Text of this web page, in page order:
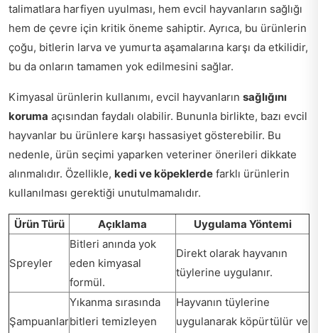
talimatlara harfiyen uyulması, hem evcil hayvanların sağlığı
hem de çevre için kritik öneme sahiptir. Ayrıca, bu ürünlerin
çoğu, bitlerin larva ve yumurta aşamalarına karşı da etkilidir,
bu da onların tamamen yok edilmesini sağlar.
Kimyasal ürünlerin kullanımı, evcil hayvanların sağlığını
koruma açısından faydalı olabilir. Bununla birlikte, bazı evcil
hayvanlar bu ürünlere karşı hassasiyet gösterebilir. Bu
nedenle, ürün seçimi yaparken veteriner önerileri dikkate
alınmalıdır. Özellikle, kedi ve köpeklerde farklı ürünlerin
kullanılması gerektiği unutulmamalıdır.
Ürün Türü Açıklama Uygulama Yöntemi
Spreyler
Bitleri anında yok
eden kimyasal
formül.
Direkt olarak hayvanın
tüylerine uygulanır.
Şampuanlar
Yıkanma sırasında
bitleri temizleyen
Hayvanın tüylerine
uygulanarak köpürtülür ve